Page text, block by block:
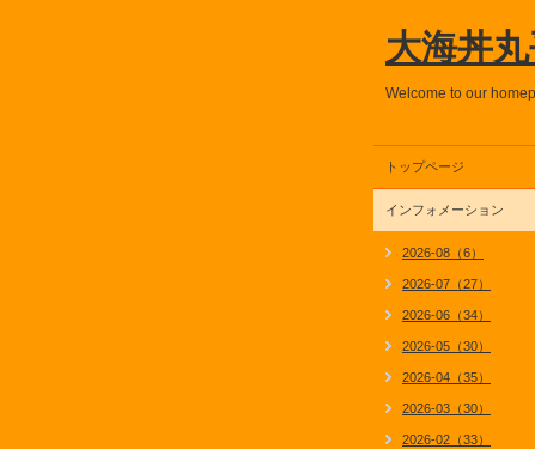
大海丼
Welcome to our
トップページ
インフォメーション
2026-08（6）
2026-07（27）
2026-06（34）
2026-05（30）
2026-04（35）
2026-03（30）
2026-02（33）